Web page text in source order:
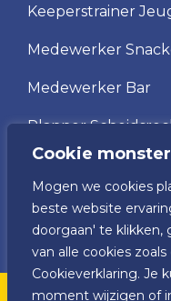
Cookie monster
Mogen we cookies
beste website
doorgaan' te klikken,
van alle cookies
Cookieverklaring. Je
moment wijzigen of
Keeperstrainer
Medewerker
Medewerker Bar
Planner
Scheidsrechter
Vrijwilliger